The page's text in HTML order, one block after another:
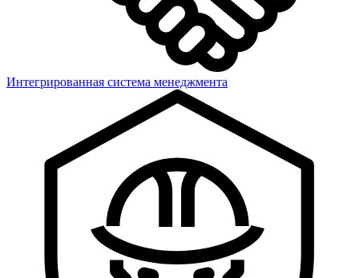
Интегрированная система менеджмента